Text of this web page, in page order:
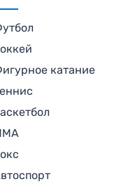
катание